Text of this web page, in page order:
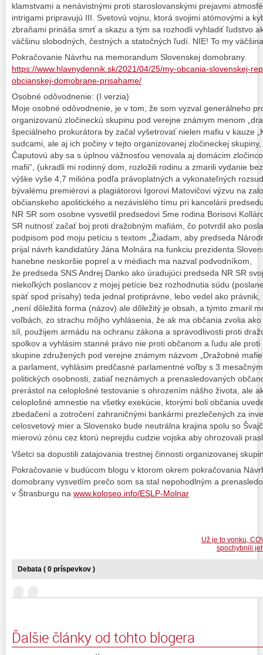
klamstvami a nenávistnými proti staroslovanskými prejavmi
intrigami pripravujú III. Svetovú vojnu, ktorá svojimi atómovými a
zbraňami prináša smrť a skazu a tým sa rozhodli vyhladiť ľudstvo
väčšinu slobodných, čestných a statočných ľudí. NIE! To my
Pokračovanie Návrhu na memorandum Slovenskej domobrany.
https://www.hlavnydennik.sk/2021/04/25/my-obcania-slovenskej-
obcianskej-domobrane-prisahame/
Osobné odôvodnenie: (I.verzia)
Moje osobné odôvodnenie, je v tom, že som vyzval generálneho
organizovanú zločineckú skupinu pod verejne známym menom
špeciálneho prokurátora by začal vyšetrovať nielen mafiu v kauze
sudcami, ale aj ich počiny v tejto organizovanej zločineckej
Čaputovú aby sa s úplnou vážnosťou venovala aj domácim
mafii“, (ukradli mi rodinný dom, rozložili rodinu a zmarili vydanie
výške vyše 4,7 milióna podľa právoplatných a vykonateľných
bývalému premiérovi a plagiátorovi Igorovi Matovičovi výzvu na
občianskeho apolitického a nezávislého tímu pri kancelárii
NR SR som osobne vysvetlil predsedovi Sme rodina Borisovi
SR nutnosť začať boj proti dražobným mafiám, čo potvrdil ako
podpisom pod moju petíciu s textom „Žiadam, aby predseda
prijal návrh kandidatúry Jána Molnára na funkciu prezidenta
hanebne neskoršie poprel a v médiach ma nazval podvodníkom,
že predseda SNS Andrej Danko ako úradujúci predseda NR SR
niekoľkých poslancov z mojej petície bez rozhodnutia súdu
späť spod prísahy) teda jednal protiprávne, lebo vedel ako
„není dôležitá forma (názov) ale dôležitý je obsah, a týmto zmaril
voľbách, zo strachu môjho vyhlásenia, že ak ma občania zvolia
síl, použijem armádu na ochranu zákona a spravodlivosti proti
spolkov a vyhlásim stanné právo nie proti občanom a ľudu ale
skupine združených pod verejne známym názvom „Dražobné
a parlament, vyhlásim predčasné parlamentné voľby s 3
politických osobnosti, zatiaľ neznámych a prenasledovaných
prerástol na celoplošné testovanie s ohrozením nášho života, ale
celoplošné amnestie na všetky exekúcie, ktorými boli občania
zbedačení a zotročení zahraničnými bankármi prezlečených za
celosvetový mier a Slovensko bude neutrálna krajina spolu so
mierovú zónu cez ktorú neprejdu cudzie vojska aby ohrozovali
Všetci sa dopustili zatajovania trestnej činnosti organizovanej
Pokračovanie v budúcom blogu v ktorom okrem pokračovania
domobrany vysvetlím prečo som sa stal nepohodlným a
v Štrasburgu na www.koloseo.info/ESLP-Molnar
Už je to vonku,
spochybnili
Debata ( 0 príspevkov )
Ďalšie články od tohto blogera